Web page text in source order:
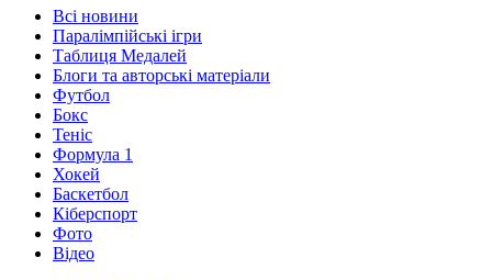
Всі новини
Паралімпійські ігри
Таблиця Медалей
Блоги та авторські матеріали
Футбол
Бокс
Теніс
Формула 1
Хокей
Баскетбол
Кіберспорт
Фото
Відео